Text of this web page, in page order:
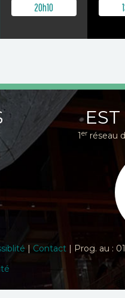
20h10
1er réseau
| Contact | Prog. au :